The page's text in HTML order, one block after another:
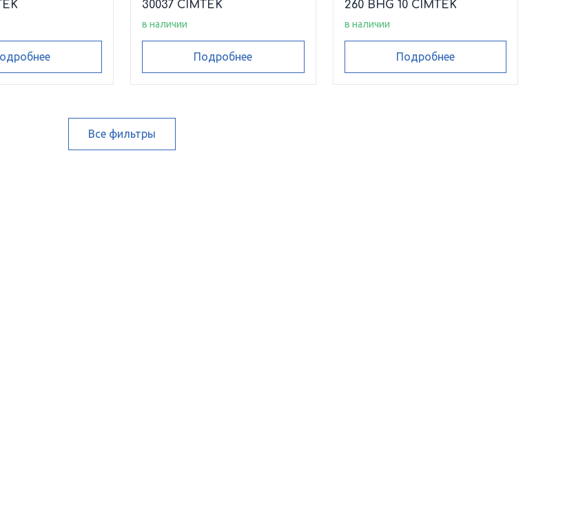
30037 CIMTEK
в наличии
Подробнее
260 BHG 10 CIMTEK
в наличии
Подробнее
Все фильтры